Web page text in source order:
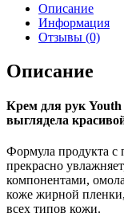
Описание
Информация
Отзывы (0)
Описание
Крем для рук Youth
выглядела
Формула продукта с
прекрасно
компонентами,
коже жирной
всех типов кожи.